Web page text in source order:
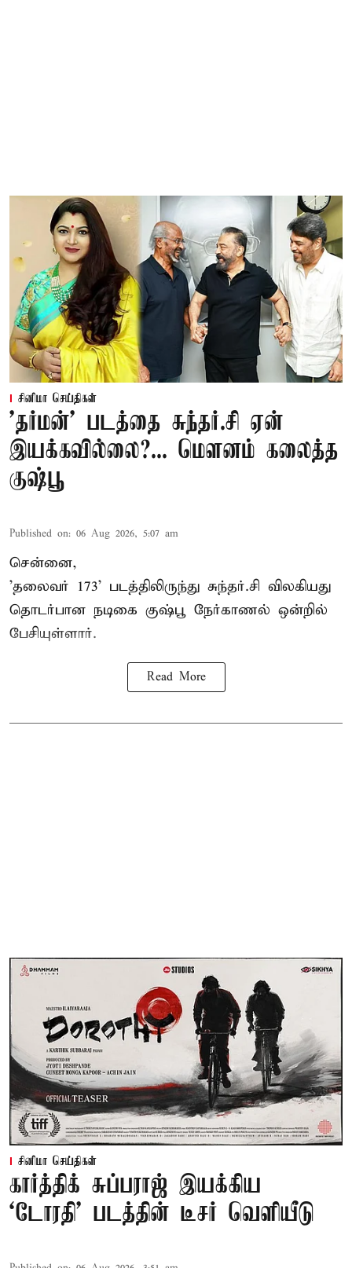
சினிமா செய்திகள்
'தர்மன்' படத்தை சுந்தர்.சி ஏன்
இயக்கவில்லை?... மௌனம் கலைத்த
குஷ்பூ
Published on: 06 Aug 2026, 5:07 am
சென்னை,
'தலைவர் 173' படத்திலிருந்து சுந்தர்.சி விலகியது
தொடர்பான நடிகை குஷ்பூ நேர்காணல் ஒன்றில்
பேசியுள்ளார்.
Read More
சினிமா செய்திகள்
கார்த்திக் சுப்பராஜ் இயக்கிய
`டோரதி' படத்தின் டீசர் வெளியீடு